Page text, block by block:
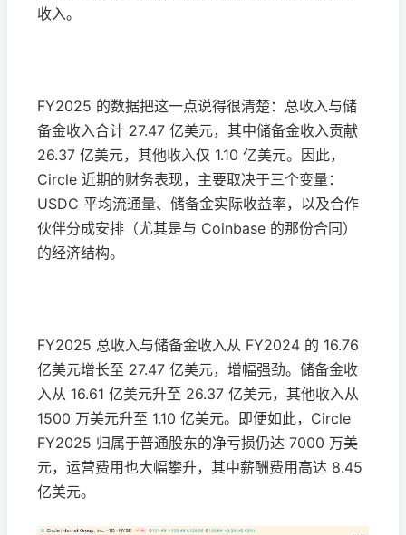
收入。
FY2025 的数据把这一点说得很清楚：总收入与储
备金收入合计 27.47 亿美元，其中储备金收入贡献
26.37 亿美元，其他收入仅 1.10 亿美元。因此，
Circle 近期的财务表现，主要取决于三个变量：
USDC 平均流通量、储备金实际收益率，以及合作
伙伴分成安排（尤其是与 Coinbase 的那份合同）
的经济结构。
FY2025 总收入与储备金收入从 FY2024 的 16.76
亿美元增长至 27.47 亿美元，增幅强劲。储备金收
入从 16.61 亿美元升至 26.37 亿美元，其他收入从
1500 万美元升至 1.10 亿美元。即便如此，Circle
FY2025 归属于普通股东的净亏损仍达 7000 万美
元，运营费用也大幅攀升，其中薪酬费用高达 8.45
亿美元。